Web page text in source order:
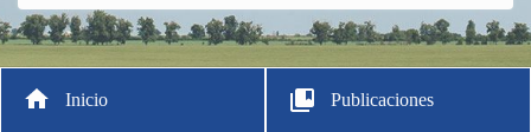
Inicio Publicaciones